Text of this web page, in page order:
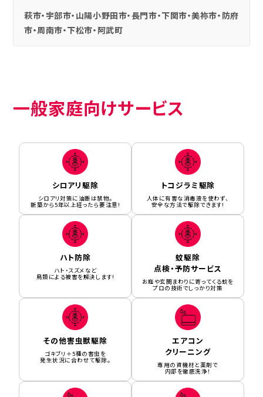
萩市・宇部市・山陽小野田市・長門市・下関市・美祢市・防府
市・周南市・下松市・阿武町
一般家庭向けサービス
シロアリ駆除
シロアリ対策に油断は禁物。
新築から5年以上経ったら要注意!
トコジラミ駆除
人体に有害な消毒液を使わず、
安全な方法で駆除できます!
ハト防除
ハト・スズメなど
鳥類による被害を解決します!
蚊駆除
点検・予防サービス
お庭や玄関まわりに寄ってくる蚊を
プロの技術でしっかり対策
その他害虫獣駆除
ゴキブリ＋5種の害虫を
発生状況に合わせて駆除。
エアコン
クリーニング
専用の資機材と薬剤で
内部を徹底洗浄！